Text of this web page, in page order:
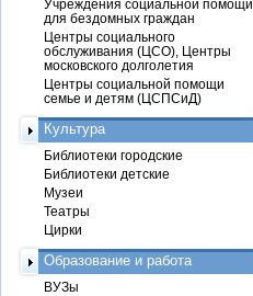
Учреждения социальной помощи
для бездомных граждан
Центры социального
обслуживания (ЦСО), Центры
московского долголетия
Центры социальной помощи
семье и детям (ЦСПСиД)
Культура
Библиотеки городские
Библиотеки детские
Музеи
Театры
Цирки
Образование и работа
ВУЗы